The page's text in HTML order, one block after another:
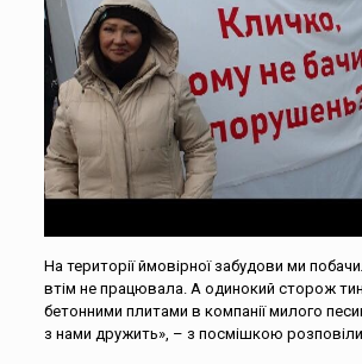
На території ймовірної забудови ми
втім не працювала. А одинокий сторож
бетонними плитами в компанії милого
з нами дружить», – з посмішкою